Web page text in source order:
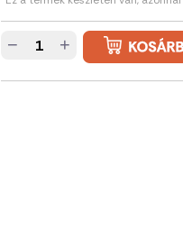
− +